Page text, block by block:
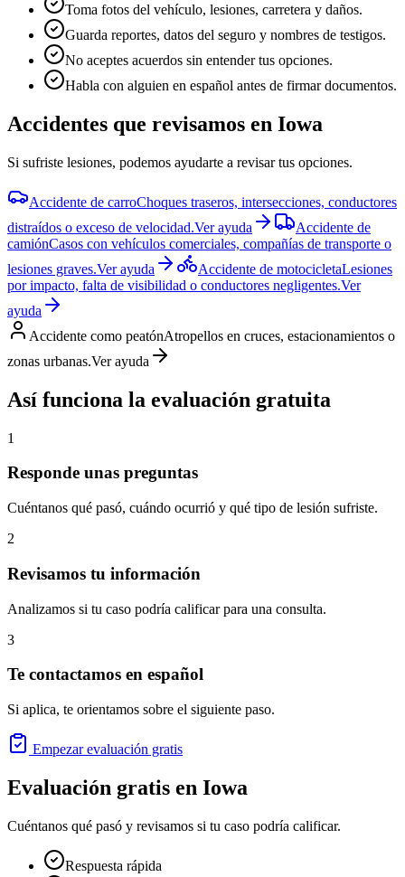
Toma fotos del vehículo, lesiones, carretera y daños.
Guarda reportes, datos del seguro y nombres de testigos.
No aceptes acuerdos sin entender tus opciones.
Habla con alguien en español antes de firmar documentos.
Accidentes que revisamos en Iowa
Si sufriste lesiones, podemos ayudarte a revisar tus opciones.
Accidente de carroChoques traseros, intersecciones, conductores
distraídos o exceso de velocidad.Ver ayuda
Accidente de
camiónCasos con vehículos comerciales, compañías de transporte o
lesiones graves.Ver ayuda Accidente de motocicletaLesiones
por impacto, falta de visibilidad o conductores negligentes.Ver
ayuda
Accidente como peatónAtropellos en cruces, estacionamientos o
zonas urbanas.Ver ayuda
Así funciona la evaluación gratuita
1
Responde unas preguntas
Cuéntanos qué pasó, cuándo ocurrió y qué tipo de lesión sufriste.
2
Revisamos tu información
Analizamos si tu caso podría calificar para una consulta.
3
Te contactamos en español
Si aplica, te orientamos sobre el siguiente paso.
Empezar evaluación gratis
Evaluación gratis en Iowa
Cuéntanos qué pasó y revisamos si tu caso podría calificar.
Respuesta rápida